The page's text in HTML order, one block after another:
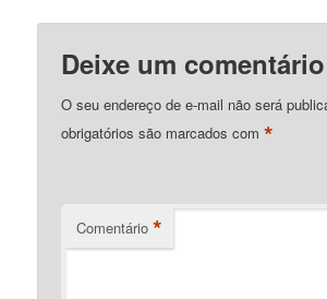
Deixe um comentário
O seu endereço de e-mail não será
obrigatórios são marcados com*
Comentário *